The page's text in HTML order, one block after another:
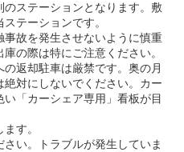
ステーションとなります。敷
テーションです。
故を発生させないように慎重
の際は特にご注意ください。
返却駐車は厳禁です。奥の月
対にしないでください。カー
「カーシェア専用」看板が目
す。
い。トラブルが発生していま